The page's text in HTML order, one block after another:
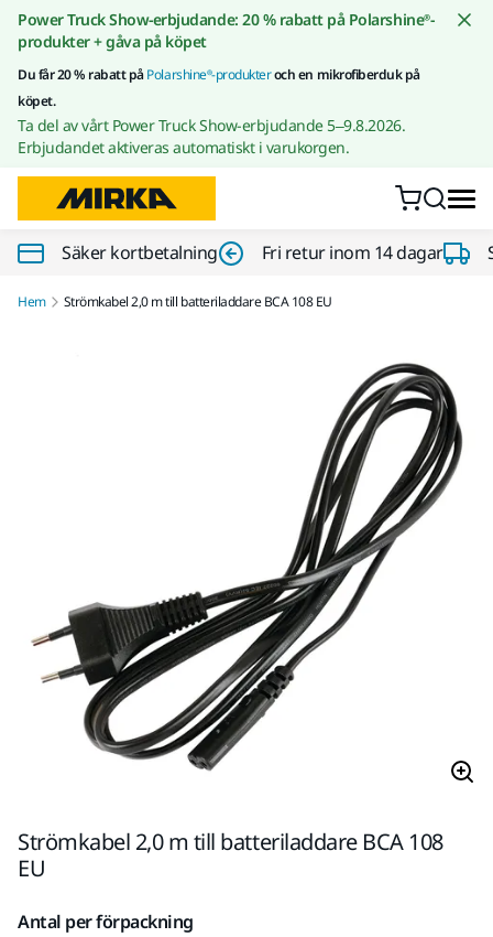
Gå till innehållet
Power Truck Show-erbjudande: 20 % rabatt på Polarshine®-
produkter + gåva på köpet
Du får 20 % rabatt påPolarshine®-produkteroch en mikrofiberduk på
köpet.
Ta del av vårt Power Truck Show-erbjudande 5–9.8.2026.
Erbjudandet aktiveras automatiskt i varukorgen.
Säker kortbetalning Fri retur inom 14 dagar
Hem Strömkabel 2,0 m till batteriladdare BCA 108 EU
Strömkabel 2,0 m till batteriladdare BCA 108
EU
Antal per förpackning